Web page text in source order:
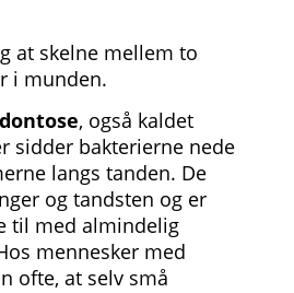
at skelne mellem to
i munden.
, også kaldet
sidder bakterierne nede
langs tanden. De
og tandsten og er
til med almindelig
mennesker med
ofte, at selv små